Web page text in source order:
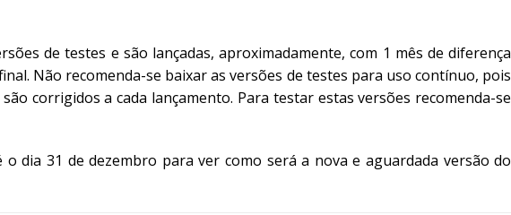
de testes e são lançadas, aproximadamente, com 1 mês de diferença
Não recomenda-se baixar as versões de testes para uso contínuo, pois
corrigidos a cada lançamento. Para testar estas versões recomenda-se
dia 31 de dezembro para ver como será a nova e aguardada versão do